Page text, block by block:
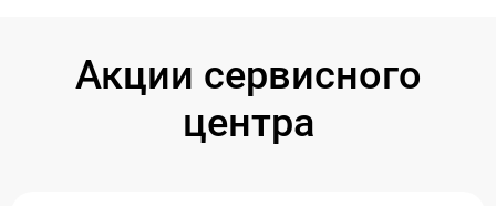
Акции сервисного
центра